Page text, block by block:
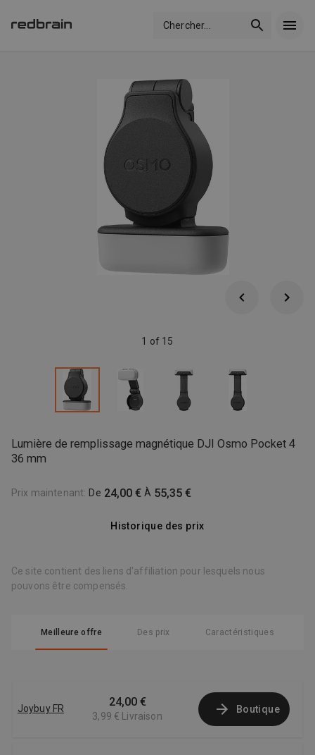
Chercher...
1 of 15
Lumière de remplissage magnétique DJI Osmo Pocket 4
36 mm
Prix maintenant: De 24,00 € À 55,35 €
Historique des prix
Ce site contient des liens d'affiliation pour lesquels nous
pouvons être compensés.
Meilleure offre Des prix Caractéristiques
Joybuy FR 24,00 €
3,99 € Livraison
Boutique